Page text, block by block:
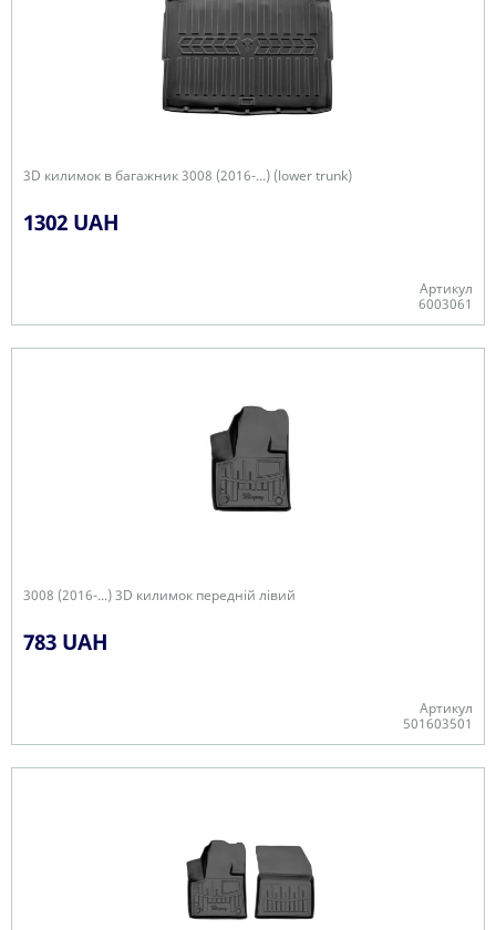
3D килимок в багажник 3008 (2016-...) (lower trunk)
1302 UAH
Артикул
6003061
3008 (2016-...) 3D килимок передній лівий
783 UAH
Артикул
501603501